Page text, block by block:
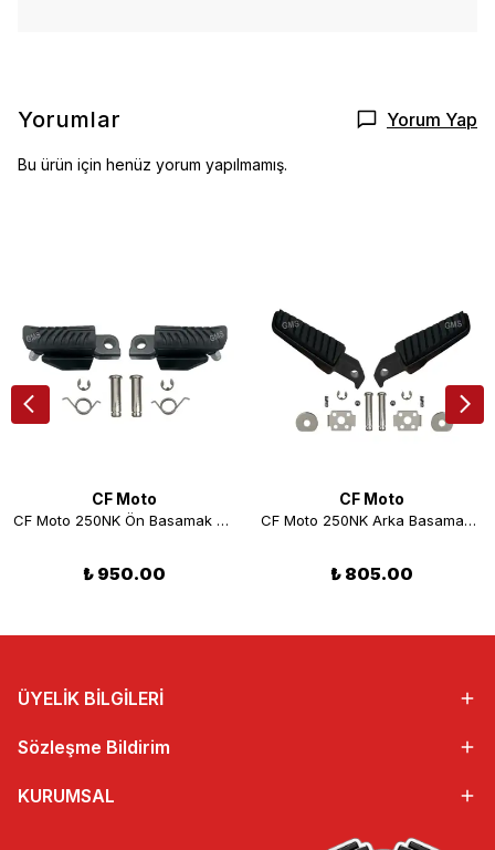
Yorumlar Yorum Yap
Bu ürün için henüz yorum yapılmamış.
CF Moto
CF Moto 250NK Ön Basamak Seti
₺ 950.00
CF Moto
CF Moto 250NK Arka Basamak Seti
₺ 805.00
ÜYELİK BİLGİLERİ
Sözleşme Bildirim
KURUMSAL